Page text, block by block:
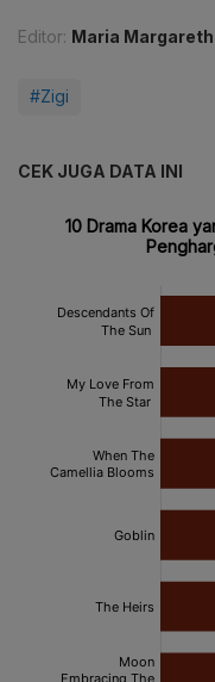
Editor: Maria
#Zigi
CEK JUGA DATA INI